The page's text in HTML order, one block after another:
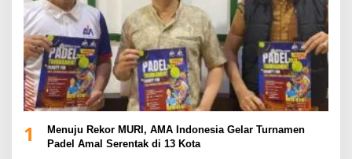
1
Menuju Rekor MURI, AMA Indonesia Gelar Turnamen
Padel Amal Serentak di 13 Kota